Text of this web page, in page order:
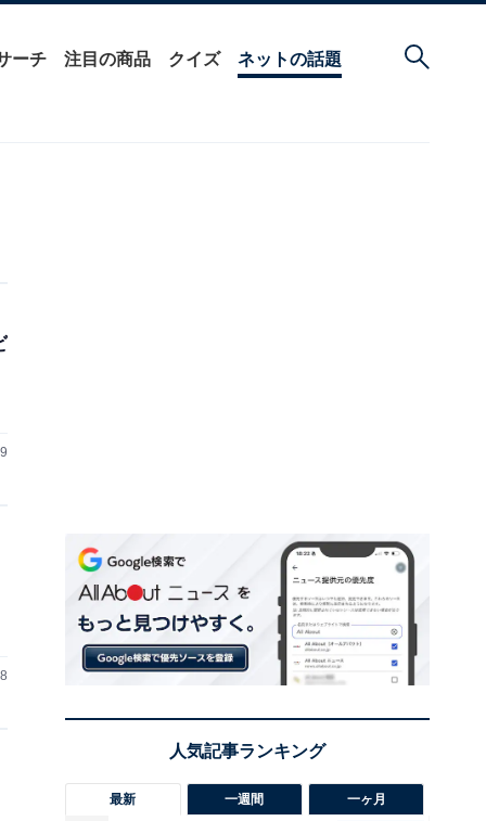
ーチ 注目の商品 クイズ ネットの話題
最新 一週間 一ヶ月